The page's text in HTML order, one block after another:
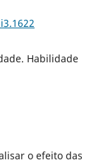
Habilidade
o efeito das